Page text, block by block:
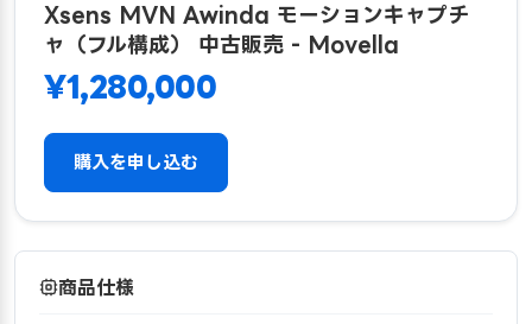
Xsens MVN Awinda モーションキャプチ
ャ（フル構成） 中古販売 - Movella
¥1,280,000
購入を申し込む
商品仕様